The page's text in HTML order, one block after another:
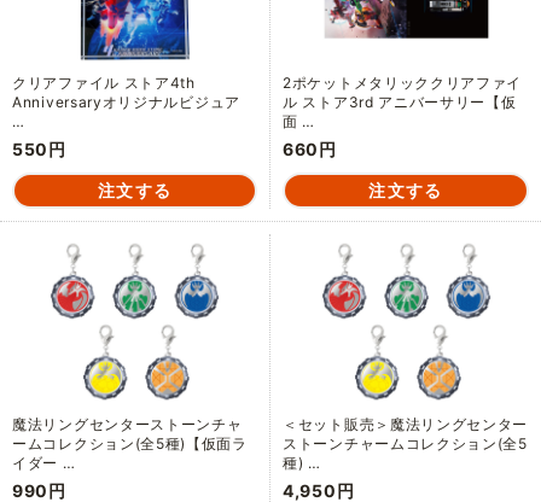
クリアファイル ストア4th
Anniversaryオリジナルビジュア
…
550円
2ポケットメタリッククリアファイ
ル ストア3rd アニバーサリー【仮
面 …
660円
魔法リングセンターストーンチャ
ームコレクション(全5種)【仮面ラ
イダー …
990円
＜セット販売＞魔法リングセンター
ストーンチャームコレクション(全5
種) …
4,950円